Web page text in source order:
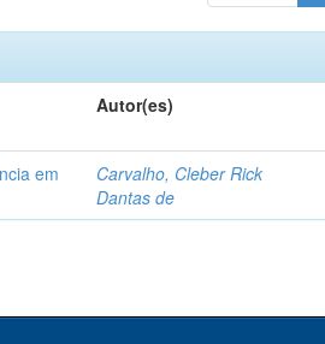
Autor(es)
em
Carvalho, Cleber Rick
Dantas de